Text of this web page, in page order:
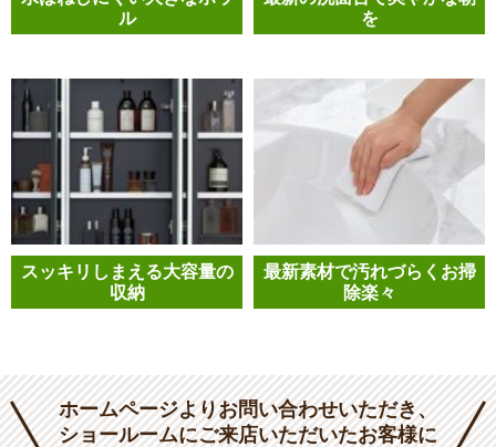
ル
を
スッキリしまえる大容量の
収納
最新素材で汚れづらくお掃
除楽々
ホームページよりお問い合わせいただき、
ショールームにご来店いただいたお客様に